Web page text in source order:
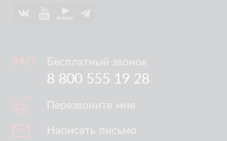
Бесплатный звонок
8 800 555 19 28
Перезвоните мне
Написать письмо